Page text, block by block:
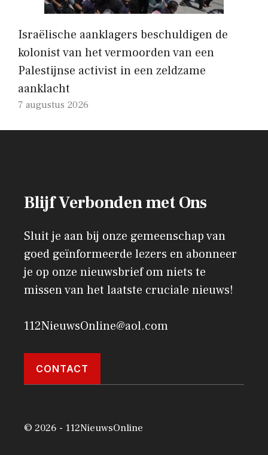
Israëlische aanklagers beschuldigen de
kolonist van het vermoorden van een
Palestijnse activist in een zeldzame
aanklacht
7 augustus 2026
Blijf Verbonden met Ons
Sluit je aan bij onze gemeenschap van
goed geïnformeerde lezers en abonneer
je op onze nieuwsbrief om niets te
missen van het laatste cruciale nieuws!
112NieuwsOnline@aol.com
CONTACT
© 2026 - 112NieuwsOnline